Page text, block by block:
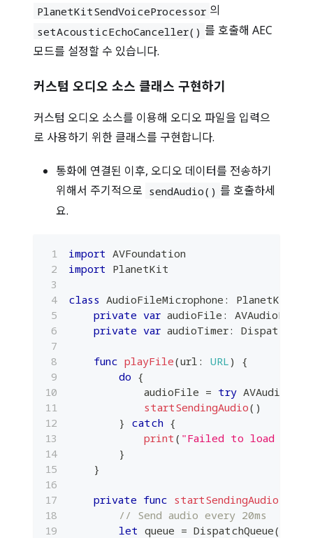
PlanetKitSendVoiceProcessor 의
setAcousticEchoCanceller() 를 호출해 AEC
모드를 설정할 수 있습니다.
커스텀 오디오 소스 클래스 구현하기
커스텀 오디오 소스를 이용해 오디오 파일을 입력으
로 사용하기 위한 클래스를 구현합니다.
통화에 연결된 이후, 오디오 데이터를 전송하기
위해서 주기적으로 sendAudio() 를 호출하세
요.
import AVFoundation
import PlanetKit
class AudioFileMicrophone :
private var audioFile : AVAudioFile
private var audioTimer:
func playFile(url : URL)
{
do {
            audioFile
= try AVAudioFile
startSendingAudio( )
} catch {
print ( "Failed to load
}
}
private func startSendingAudio
// Send audio every 20ms
let queue = DispatchQueue(